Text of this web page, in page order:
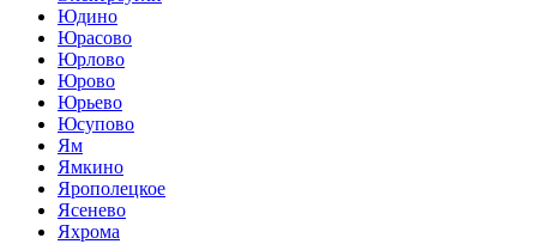
Юдино
Юрасово
Юрлово
Юрово
Юрьево
Юсупово
Ям
Ямкино
Ярополецкое
Ясенево
Яхрома